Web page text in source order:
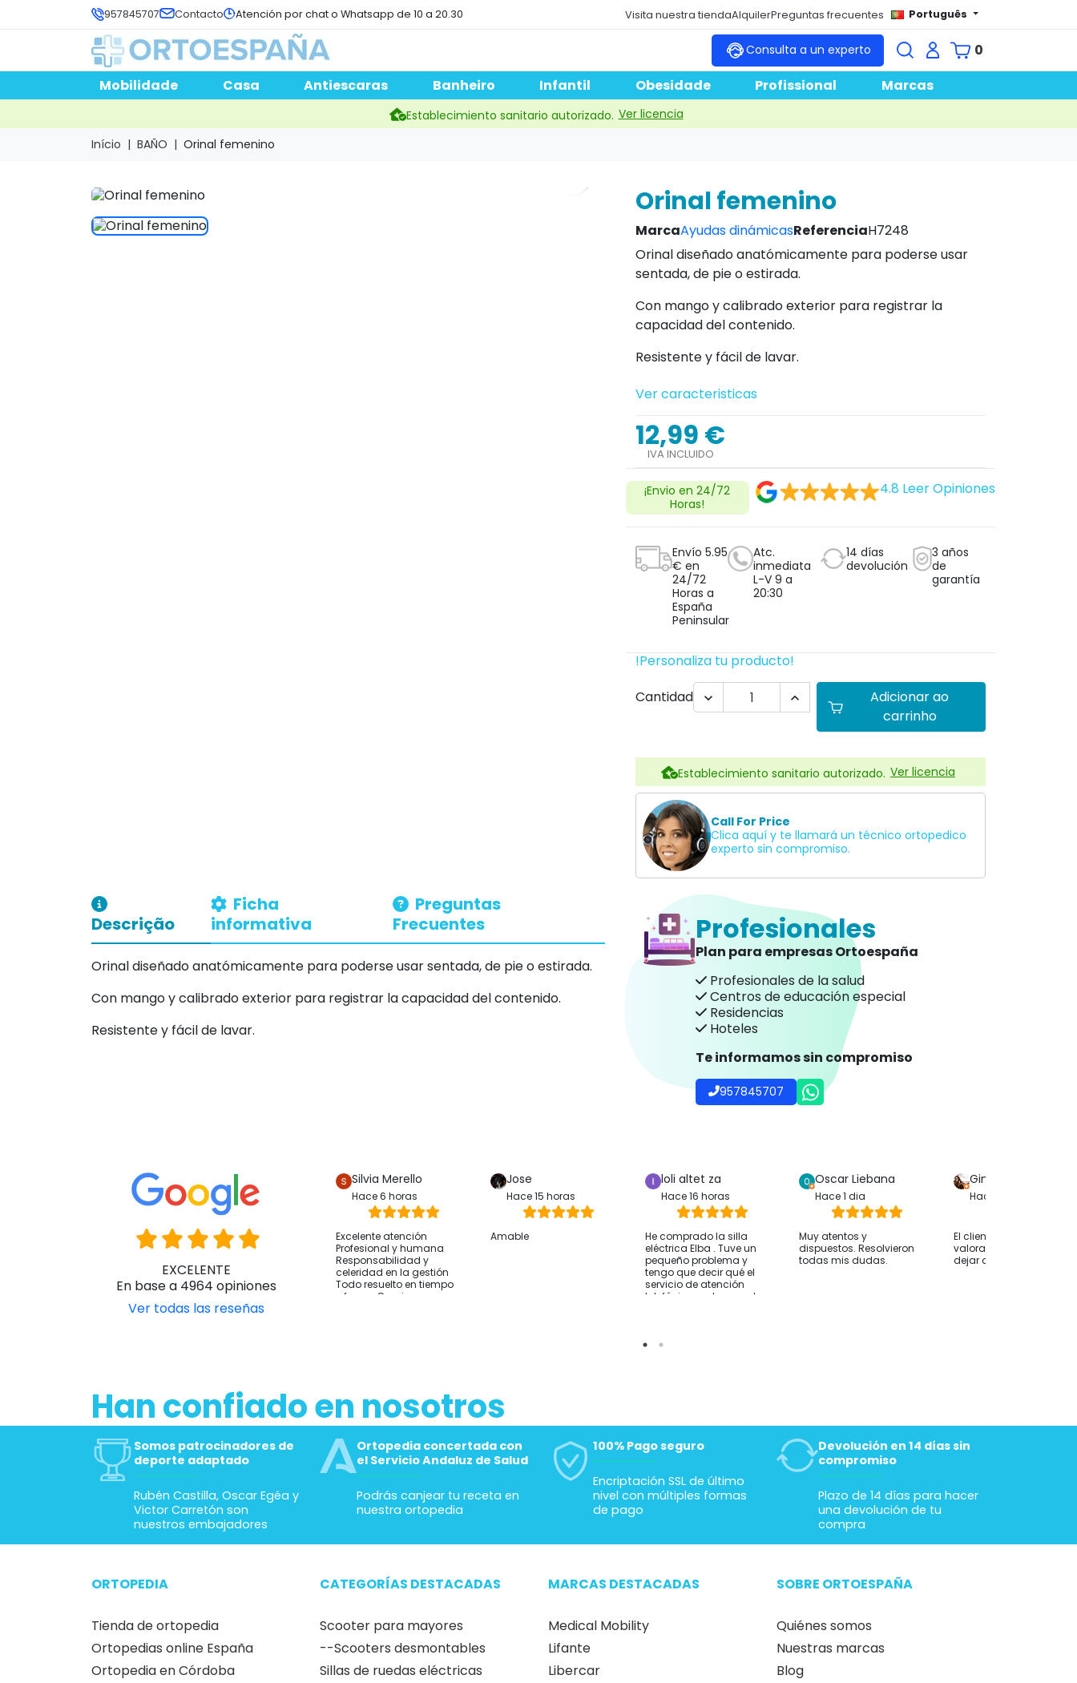
957845707 Contacto Atención por chat o Whatsapp de 10 a 20.30 Visita nuestra tiendaAlquilerPreguntas frecuentes Português
Consulta a un experto
0
Mobilidade
Casa Antiescaras Banheiro Infantil Obesidade Profissional Marcas
Establecimiento sanitario autorizado. Ver licencia
Início
BAÑO Orinal femenino
Orinal femenino
MarcaAyudas dinámicasReferenciaH7248
Orinal diseñado anatómicamente para poderse usar
sentada, de pie o estirada.
Con mango y calibrado exterior para registrar la
capacidad del contenido.
Resistente y fácil de lavar.
Ver caracteristicas
12,99 €
IVA INCLUIDO
¡Envio en 24/72
Horas!
4.8 Leer Opiniones
Envío 5.95
€ en
24/72
Horas a
España
Peninsular
Atc.
inmediata
L-V 9 a
20:30
14 días
devolución
3 años
de
garantía
!Personaliza tu producto!
Cantidad
 
Adicionar ao
carrinho
Establecimiento sanitario autorizado. Ver licencia
Call For Price
Clica aquí y te llamará un técnico ortopedico
experto sin compromiso.
Profesionales
Plan para empresas Ortoespaña
Profesionales de la salud
Centros de educación especial
Residencias
Hoteles
Te informamos sin compromiso
957845707
Descrição
Ficha
informativa
Preguntas
Frecuentes
Orinal diseñado anatómicamente para poderse usar sentada, de pie o estirada.
Con mango y calibrado exterior para registrar la capacidad del contenido.
Resistente y fácil de lavar.
EXCELENTE
En base a 4964 opiniones
Ver todas las reseñas
Silvia Merello
Hace 6 horas
Excelente atención
Profesional y humana
Responsabilidad y
celeridad en la gestión
Todo resuelto en tiempo
y forma Gracias
Jose
Hace 15 horas
Amable
loli altet za
Hace 16 horas
He comprado la silla
eléctrica Elba . Tuve un
pequeño problema y
tengo que decir qué el
servicio de atención
telefónica y whassap ha
Alicante y el envío fue
Gracias
Oscar Liebana
Hace 1 dia
Muy atentos y
dispuestos. Resolvieron
todas mis dudas.
Gina Bp
Hace 1 dia
El cliente solo ha
valorado su compra sin
dejar comentarios
Han confiado en nosotros
Somos patrocinadores de
deporte adaptado
Rubén Castilla, Oscar Egéa y
Victor Carretón son
nuestros embajadores
Ortopedia concertada con
el Servicio Andaluz de Salud
Podrás canjear tu receta en
nuestra ortopedia
100% Pago seguro
Encriptación SSL de último
nivel con múltiples formas
de pago
Devolución en 14 días sin
compromiso
Plazo de 14 días para hacer
una devolución de tu
compra
ORTOPEDIA
Tienda de ortopedia
Ortopedias online España
Ortopedia en Córdoba
CATEGORÍAS DESTACADAS
Scooter para mayores
--Scooters desmontables
Sillas de ruedas eléctricas
MARCAS DESTACADAS
Medical Mobility
Lifante
Libercar
SOBRE ORTOESPAÑA
Quiénes somos
Nuestras marcas
Blog